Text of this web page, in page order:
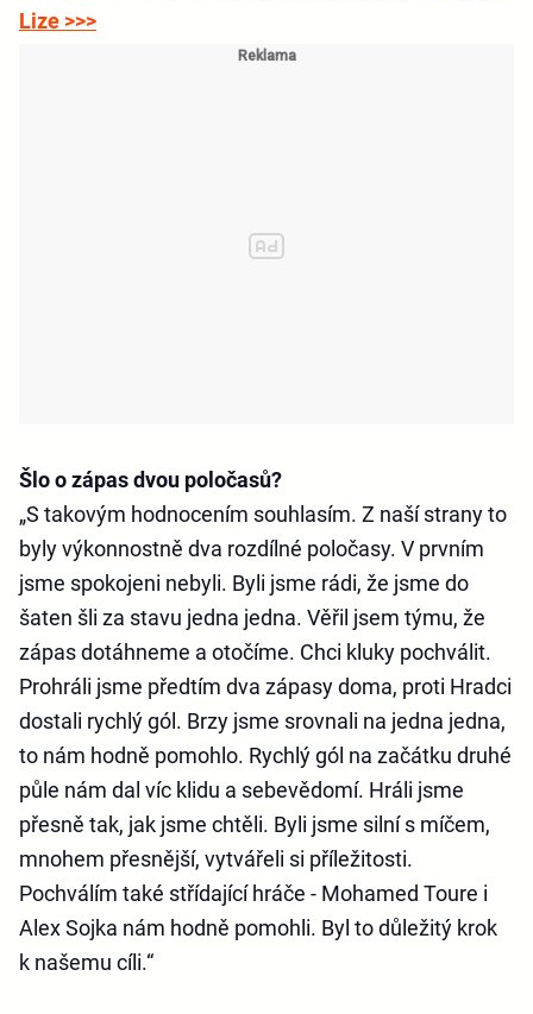
Lize >>>
Šlo o zápas dvou poločasů?
„S takovým hodnocením souhlasím. Z naší strany to
byly výkonnostně dva rozdílné poločasy. V prvním
jsme spokojeni nebyli. Byli jsme rádi, že jsme do
šaten šli za stavu jedna jedna. Věřil jsem týmu, že
zápas dotáhneme a otočíme. Chci kluky pochválit.
Prohráli jsme předtím dva zápasy doma, proti Hradci
dostali rychlý gól. Brzy jsme srovnali na jedna jedna,
to nám hodně pomohlo. Rychlý gól na začátku druhé
půle nám dal víc klidu a sebevědomí. Hráli jsme
přesně tak, jak jsme chtěli. Byli jsme silní s míčem,
mnohem přesnější, vytvářeli si příležitosti.
Pochválím také střídající hráče - Mohamed Toure i
Alex Sojka nám hodně pomohli. Byl to důležitý krok
k našemu cíli.“